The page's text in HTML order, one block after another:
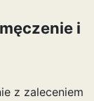
i
z zaleceniem